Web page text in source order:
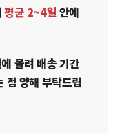
평균 2~4일안에
몰려 배송 기간
점 양해 부탁드립